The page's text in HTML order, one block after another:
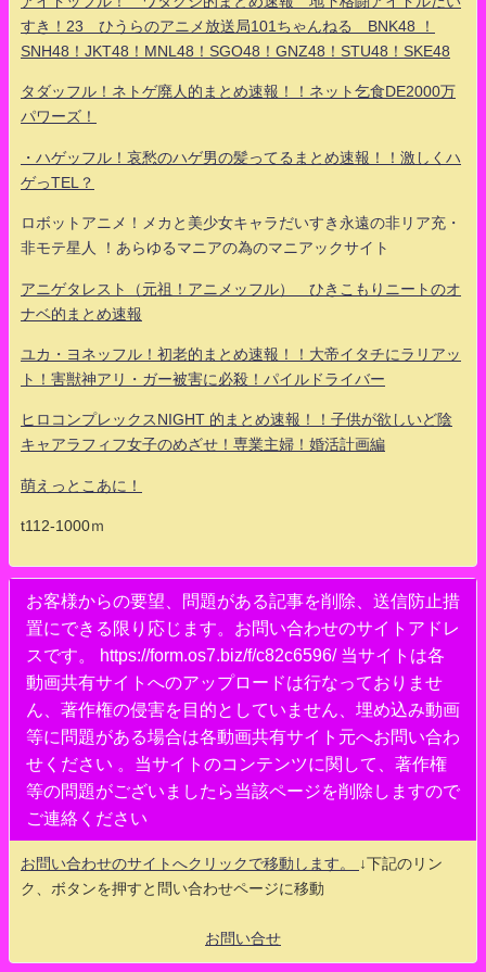
すき！23 ひうらのアニメ放送局101ちゃんねる BNK48 ！
SNH48！JKT48！MNL48！SGO48！GNZ48！STU48！SKE48
タダッフル！ネトゲ廃人的まとめ速報！！ネット乞食DE2000万
パワーズ！
・ハゲッフル！哀愁のハゲ男の髪ってるまとめ速報！！激しくハ
ゲっTEL？
ロボットアニメ！メカと美少女キャラだいすき永遠の非リア充・
非モテ星人 ！あらゆるマニアの為のマニアックサイト
アニゲタレスト（元祖！アニメッフル） ひきこもりニートのオ
ナベ的まとめ速報
ユカ・ヨネッフル！初老的まとめ速報！！大帝イタチにラリアッ
ト！害獣神アリ・ガー被害に必殺！パイルドライバー
ヒロコンプレックスNIGHT 的まとめ速報！！子供が欲しいど陰
キャアラフィフ女子のめざせ！専業主婦！婚活計画編
萌えっとこあに！
t112-1000ｍ
お客様からの要望、問題がある記事を削除、送信防止措
置にできる限り応じます。お問い合わせのサイトアドレ
スです。 https://form.os7.biz/f/c82c6596/ 当サイトは各
動画共有サイトへのアップロードは行なっておりませ
ん、著作権の侵害を目的としていません、埋め込み動画
等に問題がある場合は各動画共有サイト元へお問い合わ
せください 。当サイトのコンテンツに関して、著作権
等の問題がございましたら当該ページを削除しますので
ご連絡ください
お問い合わせのサイトへクリックで移動します。
↓下記のリン
ク、ボタンを押すと問い合わせページに移動
お問い合せ